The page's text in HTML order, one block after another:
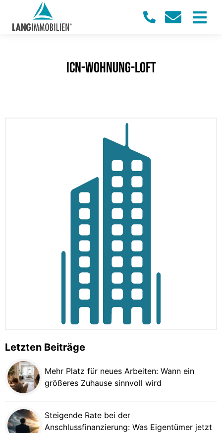
icn-wohnung-loft
Letzten Beiträge
Mehr Platz für neues Arbeiten: Wann ein
größeres Zuhause sinnvoll wird
Steigende Rate bei der
Anschlussfinanzierung: Was Eigentümer jetzt